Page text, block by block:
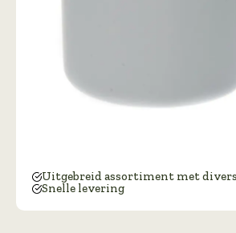
Uitgebreid assortiment met
Snelle levering